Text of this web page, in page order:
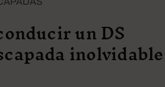
un DS
inolvidable